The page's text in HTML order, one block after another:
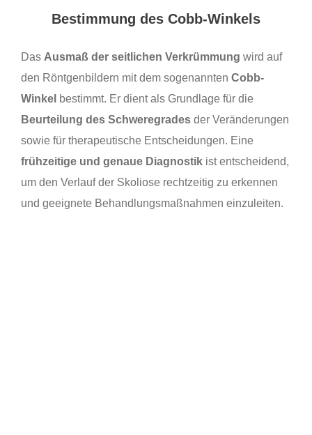
Bestimmung des Cobb-Winkels
Das Ausmaß der seitlichen Verkrümmung wird auf
den Röntgenbildern mit dem sogenannten Cobb-
Winkel bestimmt. Er dient als Grundlage für die
Beurteilung des Schweregrades der Veränderungen
sowie für therapeutische Entscheidungen. Eine
frühzeitige und genaue Diagnostik ist entscheidend,
um den Verlauf der Skoliose rechtzeitig zu erkennen
und geeignete Behandlungsmaßnahmen einzuleiten.